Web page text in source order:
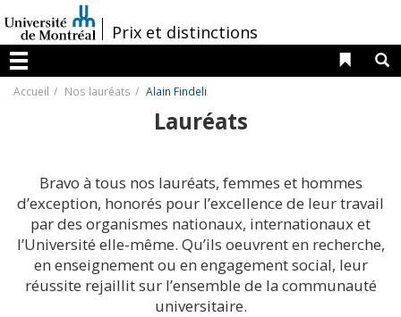
au
contenu
/Prix et distinctions
Menu
Liens
Accueil Nos lauréats Alain Findeli
Lauréats
Bravo à tous nos lauréats, femmes et hommes
d’exception, honorés pour l’excellence de leur travail
par des organismes nationaux, internationaux et
l’Université elle-même. Qu’ils oeuvrent en recherche,
en enseignement ou en engagement social, leur
réussite rejaillit sur l’ensemble de la communauté
universitaire.